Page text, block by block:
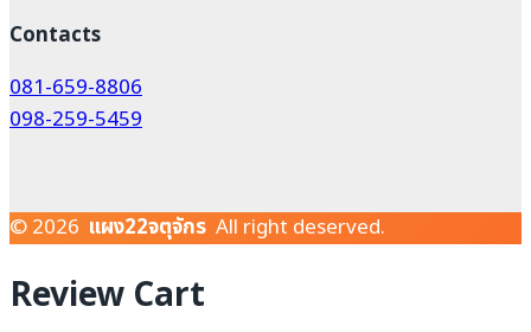
Contacts
081-659-8806
098-259-5459
© 2026 แผง22จตุจักร All right deserved.
Review Cart